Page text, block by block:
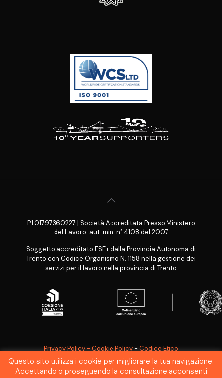
P.I.01797360227 | Società Accreditata Presso Ministero
del Lavoro: aut. min. n° 4108 del 2007
Soggetto accreditato FSE+ dalla Provincia Autonoma di
Trento con Codice Organismo N. 1158 nella gestione dei
servizi per il lavoro nella provincia di Trento
Privacy Policy - Cookie Policy-Codice Etico
SEGNALAZIONE WHISTLEBLOWING
Questo sito utilizza i cookie per migliorare la tua navigazione.
Accettando o proseguendo la consultazione acconsenti